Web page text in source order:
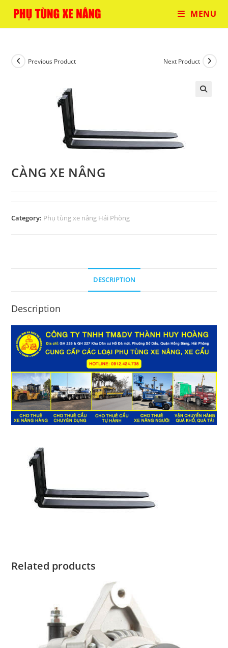
content
MENU
Previous Product Next Product
CÀNG XE NÂNG
Category: Phụ tùng xe nâng Hải Phòng
DESCRIPTION
Description
Related products